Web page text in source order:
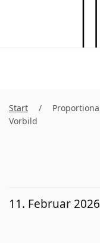
Start
Vorbild
11. Februar 2026